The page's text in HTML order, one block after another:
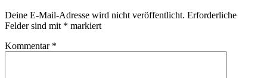
Deine E-Mail-Adresse wird nicht veröffentlicht. Erforderliche
Felder sind mit * markiert
Kommentar *